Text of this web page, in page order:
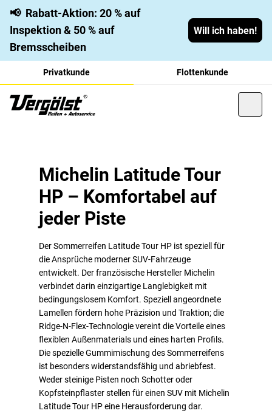
📢 Rabatt-Aktion: 20 % auf
Inspektion & 50 % auf
Bremsscheiben
Will ich haben!
Privatkunde Flottenkunde
langlebig und komfortabel
anspruchsvollen Fahrmanövern On- und Off-Road.
Entdecken Sie die widerstandsfähigen SUV-Sommerreifen
Michelin Latitude Tour
HP – Komfortabel auf
jeder Piste
Der Sommerreifen Latitude Tour HP ist speziell für
die Ansprüche moderner SUV-Fahrzeuge
entwickelt. Der französische Hersteller Michelin
verbindet darin einzigartige Langlebigkeit mit
bedingungslosem Komfort. Speziell angeordnete
Lamellen fördern hohe Präzision und Traktion; die
Ridge-N-Flex-Technologie vereint die Vorteile eines
flexiblen Außenmaterials und eines harten Profils.
Die spezielle Gummimischung des Sommerreifens
ist besonders widerstandsfähig und abriebfest.
Weder steinige Pisten noch Schotter oder
Kopfsteinpflaster stellen für einen SUV mit Michelin
Latitude Tour HP eine Herausforderung dar.